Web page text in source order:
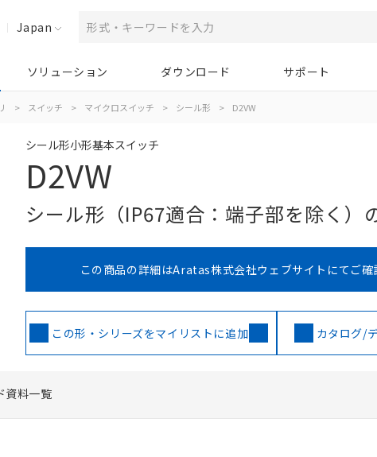
Japan
ソリューション ダウンロード サポート
> スイッチ > マイクロスイッチ > シール形 > D2VW
シール形小形基本スイッチ
D2VW
シール形（IP67適合：端子部を除く）
この商品の詳細はAratas株式会社ウェブサイトにてご確
この形・シリーズをマイリストに追加 カタログ/
資料一覧